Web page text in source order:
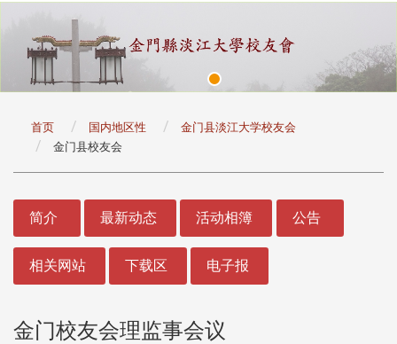
首页 国内地区性
金门县淡江大学校友会
金门县校友会
简介 最新动态 活动相簿 公告
相关网站 下载区 电子报
金门校友会理监事会议